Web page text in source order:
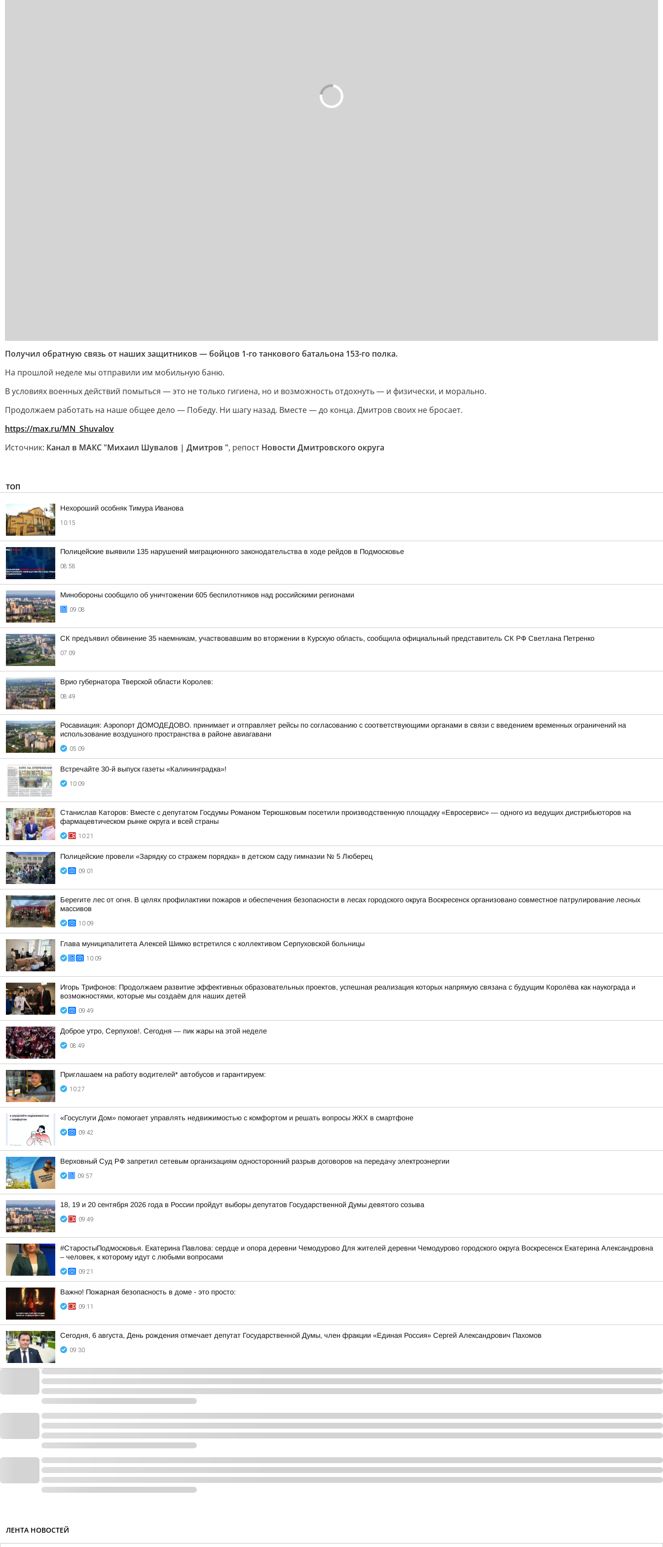
Получил обратную связь от наших защитников — бойцов 1-го танкового батальона 153-го полка.
На прошлой неделе мы отправили им мобильную баню.
В условиях военных действий помыться — это не только гигиена, но и возможность отдохнуть — и физически, и морально.
Продолжаем работать на наше общее дело — Победу. Ни шагу назад. Вместе — до конца. Дмитров своих не бросает.
https://max.ru/MN_Shuvalov
Источник: Канал в МАКС "Михаил Шувалов | Дмитров ", репост Новости Дмитровского округа
ТОП
Нехороший особняк Тимура Иванова
10:15
Полицейские выявили 135 нарушений миграционного законодательства в ходе рейдов в Подмосковье
08:58
Минобороны сообщило об уничтожении 605 беспилотников над российскими регионами
09:08
СК предъявил обвинение 35 наемникам, участвовавшим во вторжении в Курскую область, сообщила официальный представитель СК РФ Светлана Петренко
07:09
Врио губернатора Тверской области Королев:
08:49
Росавиация: Аэропорт ДОМОДЕДОВО. принимает и отправляет рейсы по согласованию с соответствующими органами в связи с введением временных ограничений на
использование воздушного пространства в районе авиагавани
05:09
Встречайте 30-й выпуск газеты «Калининградка»!
10:09
Станислав Каторов: Вместе с депутатом Госдумы Романом Терюшковым посетили производственную площадку «Евросервис» — одного из ведущих дистрибьюторов на
фармацевтическом рынке округа и всей страны
10:21
Полицейские провели «Зарядку со стражем порядка» в детском саду гимназии № 5 Люберец
09:01
Берегите лес от огня. В целях профилактики пожаров и обеспечения безопасности в лесах городского округа Воскресенск организовано совместное патрулирование лесных
массивов
10:09
Глава муниципалитета Алексей Шимко встретился с коллективом Серпуховской больницы
10:09
Игорь Трифонов: Продолжаем развитие эффективных образовательных проектов, успешная реализация которых напрямую связана с будущим Королёва как наукограда и
возможностями, которые мы создаём для наших детей
09:49
Доброе утро, Серпухов!. Сегодня — пик жары на этой неделе
08:49
Приглашаем на работу водителей* автобусов и гарантируем:
10:27
«Госуслуги Дом» помогает управлять недвижимостью с комфортом и решать вопросы ЖКХ в смартфоне
09:42
Верховный Суд РФ запретил сетевым организациям односторонний разрыв договоров на передачу электроэнергии
09:57
18, 19 и 20 сентября 2026 года в России пройдут выборы депутатов Государственной Думы девятого созыва
09:49
#СтаростыПодмосковья. Екатерина Павлова: сердце и опора деревни Чемодурово Для жителей деревни Чемодурово городского округа Воскресенск Екатерина Александровна
– человек, к которому идут с любыми вопросами
09:21
Важно! Пожарная безопасность в доме - это просто:
09:11
Сегодня, 6 августа, День рождения отмечает депутат Государственной Думы, член фракции «Единая Россия» Сергей Александрович Пахомов
09:30
ЛЕНТА НОВОСТЕЙ